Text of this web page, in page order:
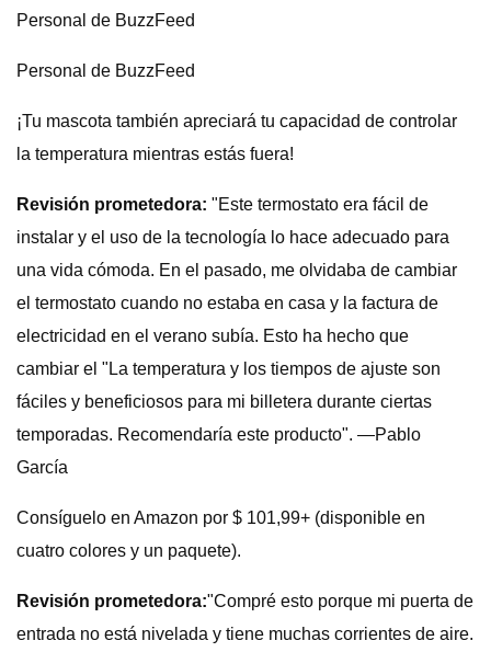
Personal de BuzzFeed
Personal de BuzzFeed
¡Tu mascota también apreciará tu capacidad de controlar
la temperatura mientras estás fuera!
Revisión prometedora: "Este termostato era fácil de
instalar y el uso de la tecnología lo hace adecuado para
una vida cómoda. En el pasado, me olvidaba de cambiar
el termostato cuando no estaba en casa y la factura de
electricidad en el verano subía. Esto ha hecho que
cambiar el "La temperatura y los tiempos de ajuste son
fáciles y beneficiosos para mi billetera durante ciertas
temporadas. Recomendaría este producto". —Pablo
García
Consíguelo en Amazon por $ 101,99+ (disponible en
cuatro colores y un paquete).
Revisión prometedora:"Compré esto porque mi puerta de
entrada no está nivelada y tiene muchas corrientes de aire.